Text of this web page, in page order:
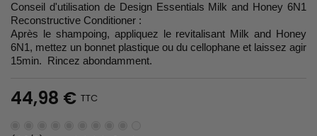
Conseil d'utilisation de Design Essentials Milk and Honey 6N1
Reconstructive Conditioner :
Après le shampoing, appliquez le revitalisant Milk and Honey
6N1, mettez un bonnet plastique ou du cellophane et laissez agir
15min. Rincez abondamment.
44,98 € TTC